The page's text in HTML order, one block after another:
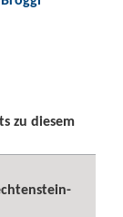
zu diesem